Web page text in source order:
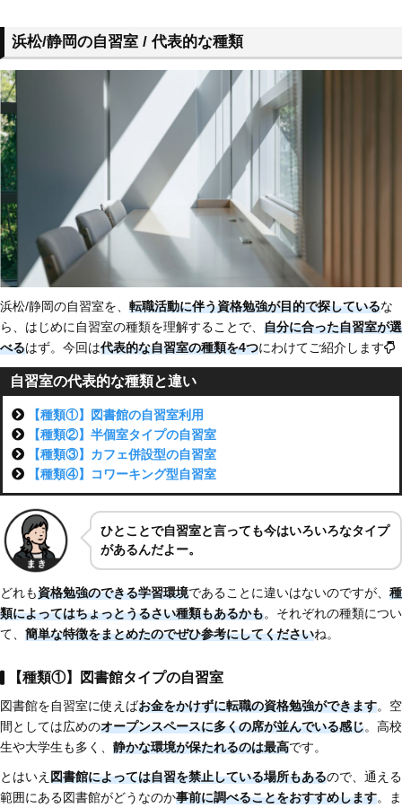
浜松/静岡の自習室 / 代表的な種類
浜松/静岡の自習室を、 転職活動に伴う資格勉強が目的で探しているな
ら、はじめに自習室の種類を理解することで、 自分に合った自習室が選
べるはず。今回は代表的な自習室の種類を4つにわけてご紹介します
自習室の代表的な種類と違い
【種類①】図書館の自習室利用
【種類②】半個室タイプの自習室
【種類③】カフェ併設型の自習室
【種類④】コワーキング型自習室
ひとことで自習室と言っても今はいろいろなタイプ
があるんだよー。
どれも資格勉強のできる学習環境であることに違いはないのですが、 種
類によってはちょっとうるさい種類もあるかも。それぞれの種類につい
て、 簡単な特徴をまとめたのでぜひ参考にしてくださいね。
【種類①】図書館タイプの自習室
図書館を自習室に使えばお金をかけずに転職の資格勉強ができます。空
間としては広めのオープンスペースに多くの席が並んでいる感じ。高校
生や大学生も多く、 静かな環境が保たれるのは最高です。
とはいえ 図書館によっては自習を禁止している場所もあるので、通える
範囲にある図書館がどうなのか事前に調べることをおすすめします。ま